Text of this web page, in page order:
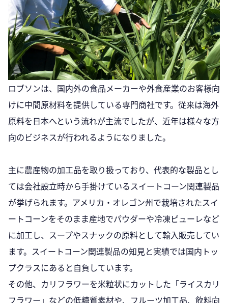
ロブソンは、国内外の食品メーカーや外食産業のお客様向
けに中間原材料を提供している専門商社です。従来は海外
原料を日本へという流れが主流でしたが、近年は様々な方
向のビジネスが行われるようになりました。
主に農産物の加工品を取り扱っており、代表的な製品とし
ては会社設立時から手掛けているスイートコーン関連製品
が挙げられます。アメリカ・オレゴン州で栽培されたスイ
ートコーンをそのまま産地でパウダーや冷凍ピューレなど
に加工し、スープやスナックの原料として輸入販売してい
ます。スイートコーン関連製品の知見と実績では国内トッ
プクラスにあると自負しています。
その他、カリフラワーを米粒状にカットした「ライスカリ
フラワー」などの低糖質素材や、フルーツ加工品、飲料向